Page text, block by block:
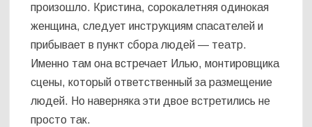
произошло. Кристина, сорокалетняя одинокая
женщина, следует инструкциям спасателей и
прибывает в пункт сбора людей — театр.
Именно там она встречает Илью, монтировщика
сцены, который ответственный за размещение
людей. Но наверняка эти двое встретились не
просто так.